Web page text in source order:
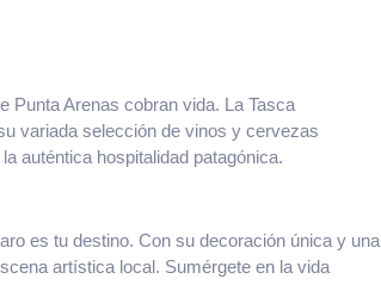
Punta Arenas cobran vida. La Tasca
variada selección de vinos y cervezas
auténtica hospitalidad patagónica.
es tu destino. Con su decoración única y una
artística local. Sumérgete en la vida